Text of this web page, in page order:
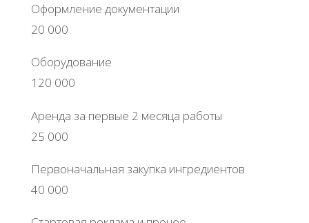
Оформление документации
20 000
Оборудование
120 000
Аренда за первые 2 месяца работы
25 000
Первоначальная закупка ингредиентов
40 000